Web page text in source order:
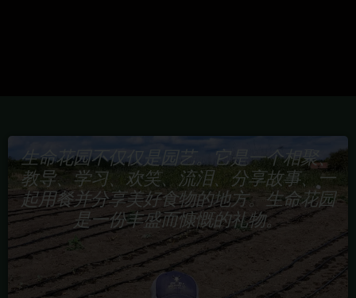
生命花园不仅仅是园艺。它是一个相聚、
教导、学习、欢笑、流泪、分享故事、一
起用餐并分享美好食物的地方。生命花园
是一份丰盛而慷慨的礼物。